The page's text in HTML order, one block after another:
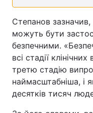
Степанов зазначив,
можуть бути
безпечними.
всі стадії
третю стадію
наймасштабніша, і
десятків тисяч